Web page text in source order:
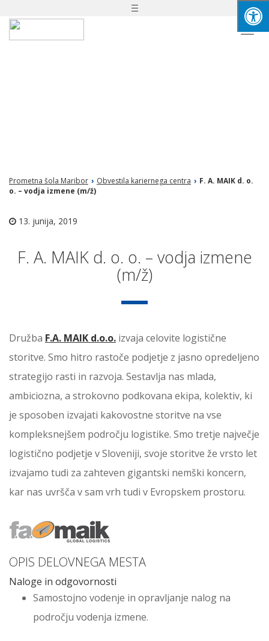
Toggle
Prometna šola Maribor › Obvestila kariernega centra › F. A. MAIK d. o.
o. – vodja izmene (m/ž)
13. junija, 2019
F. A. MAIK d. o. o. – vodja izmene
(m/ž)
Družba F.A. MAIK d.o.o. izvaja celovite logistične
storitve. Smo hitro rastoče podjetje z jasno opredeljeno
strategijo rasti in razvoja. Sestavlja nas mlada,
ambiciozna, a strokovno podkovana ekipa, kolektiv, ki
je sposoben izvajati kakovostne storitve na vse
kompleksnejšem področju logistike. Smo tretje največje
logistično podjetje v Sloveniji, svoje storitve že vrsto let
izvajamo tudi za zahteven gigantski nemški koncern,
kar nas uvršča v sam vrh tudi v Evropskem prostoru.
OPIS DELOVNEGA MESTA
Naloge in odgovornosti
Samostojno vodenje in opravljanje nalog na
področju vodenja izmene.